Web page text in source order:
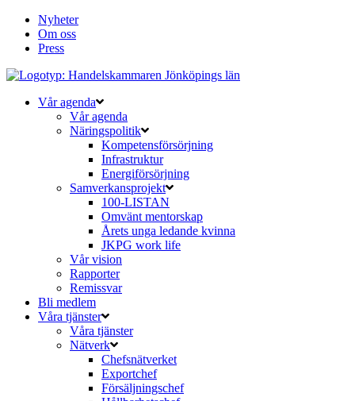
Nyheter
Om oss
Press
Vår agenda
Vår agenda
Näringspolitik
Kompetensförsörjning
Infrastruktur
Energiförsörjning
Samverkansprojekt
100-LISTAN
Omvänt mentorskap
Årets unga ledande kvinna
JKPG work life
Vår vision
Rapporter
Remissvar
Bli medlem
Våra tjänster
Våra tjänster
Nätverk
Chefsnätverket
Exportchef
Försäljningschef